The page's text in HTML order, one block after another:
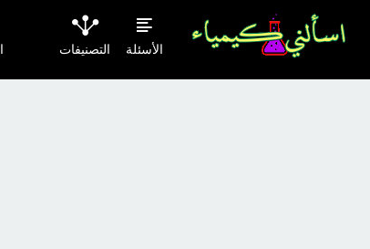
الأسئلة التصنيفات